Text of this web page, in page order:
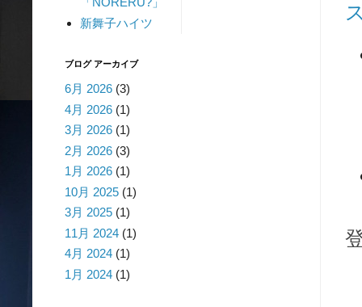
新舞子ハイツ
ブログ アーカイブ
6月 2026 (3)
4月 2026 (1)
3月 2026 (1)
2月 2026 (3)
1月 2026 (1)
10月 2025 (1)
3月 2025 (1)
11月 2024 (1)
4月 2024 (1)
1月 2024 (1)